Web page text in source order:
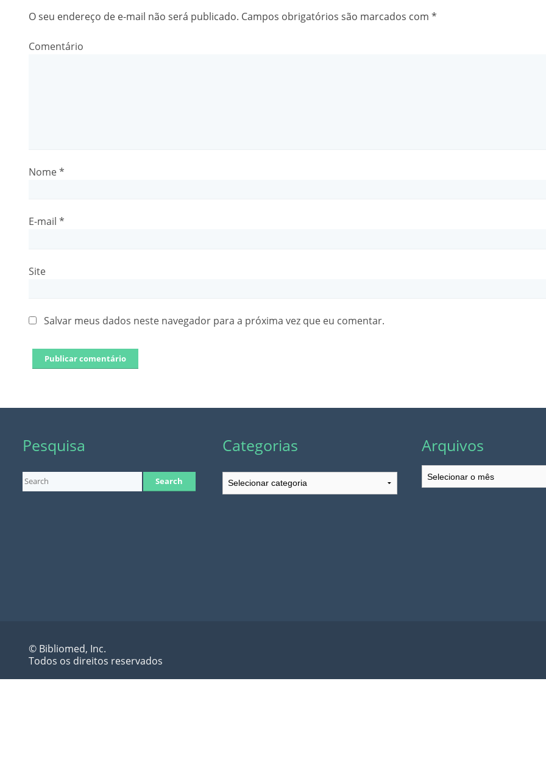
O seu endereço de e-mail não será publicado. Campos obrigatórios são marcados com *
Comentário
Nome*
E-mail *
Site
Salvar meus dados neste navegador para a próxima vez que eu comentar.
Pesquisa Categorias
Categorias
Arquivos
Arquivos
© Bibliomed, Inc.
Todos os direitos reservados